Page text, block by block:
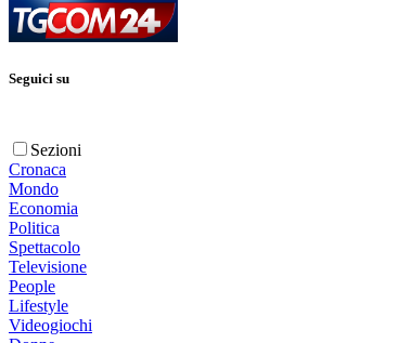
Seguici su
Sezioni
Cronaca
Mondo
Economia
Politica
Spettacolo
Televisione
People
Lifestyle
Videogiochi